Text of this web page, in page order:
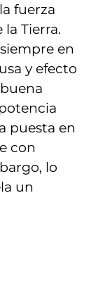
fuerza
Tierra.
en
y efecto
puesta en
con
lo
un